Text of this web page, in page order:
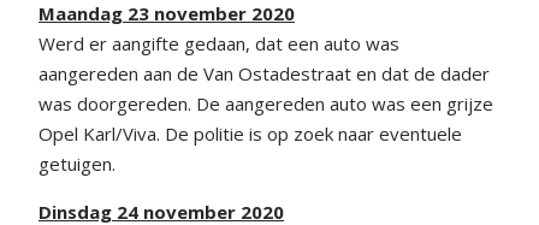
Maandag 23 november 2020
Werd er aangifte gedaan, dat een auto was
aangereden aan de Van Ostadestraat en dat de dader
was doorgereden. De aangereden auto was een grijze
Opel Karl/Viva. De politie is op zoek naar eventuele
getuigen.
Dinsdag 24 november 2020